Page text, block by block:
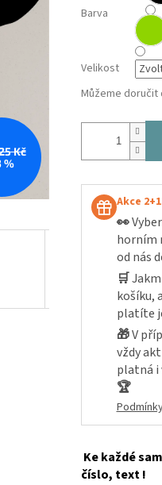
Kč
%
Barva
Velikost
Můžeme doručit
Akce
👀
horním
od nás
🛒
košíku,
platíte
🎁V
vždy
platná i
🏆
Ke každé
číslo, text !